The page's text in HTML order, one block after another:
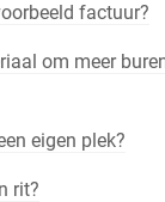
factuur?
om meer
eigen plek?
rit?